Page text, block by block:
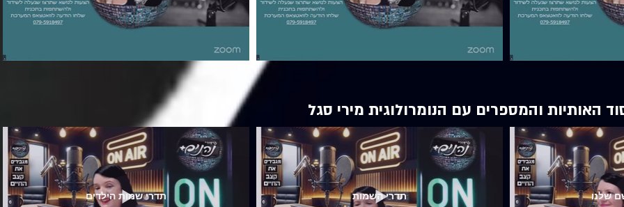
האותיות והמספרים עם הנומרולוגית מירי סגל
שלנו תדרי השמות תדרי שמות הילדים